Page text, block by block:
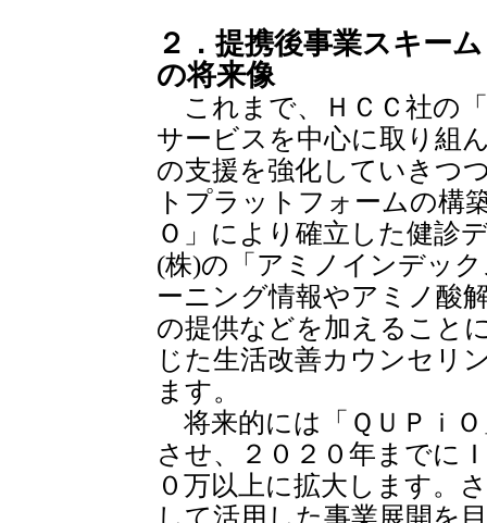
２．提携後事業スキー
の将来像
これまで、ＨＣＣ社の
サービスを中心に取り組
の支援を強化していきつ
トプラットフォームの構
Ｏ」により確立した健診
(株)の「アミノインデッ
ーニング情報やアミノ酸
の提供などを加えること
じた生活改善カウンセリ
ます。
将来的には「ＱＵＰｉ
させ、２０２０年までに
０万以上に拡大します。
して活用した事業展開を